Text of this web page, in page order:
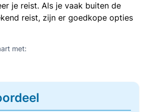
je reist. Als je vaak buiten de
reist, zijn er goedkope opties
met: